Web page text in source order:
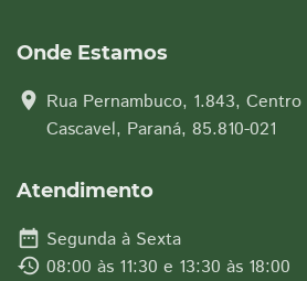
Onde Estamos
location_on Rua Pernambuco, 1.843, Centro
Cascavel, Paraná, 85.810-021
Atendimento
date_range Segunda à Sexta
history 08:00 às 11:30 e 13:30 às 18:00